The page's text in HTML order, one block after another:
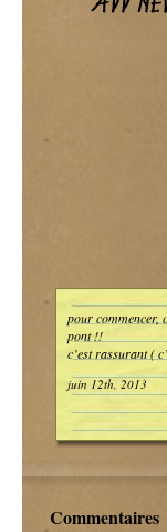
pour commencer,
pont !!
c’est rassurant (
juin 12th, 2013
Commentaires